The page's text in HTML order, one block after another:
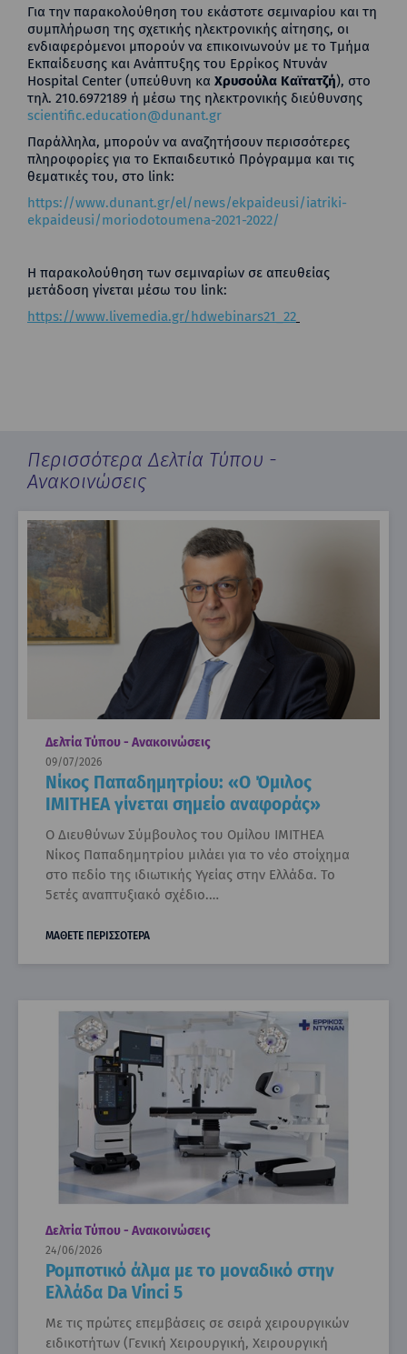
Για την παρακολούθηση του εκάστοτε σεμιναρίου και τη
συμπλήρωση της σχετικής ηλεκτρονικής αίτησης, οι
ενδιαφερόμενοι μπορούν να επικοινωνούν με το Τμήμα
Εκπαίδευσης και Ανάπτυξης του Ερρίκος Ντυνάν
Hospital Center (υπεύθυνη κα Χρυσούλα Καϊτατζή), στο
τηλ. 210.6972189 ή μέσω της ηλεκτρονικής διεύθυνσης
scientific.education@dunant.gr
Παράλληλα, μπορούν να αναζητήσουν περισσότερες
πληροφορίες για το Εκπαιδευτικό Πρόγραμμα και τις
θεματικές του, στο link:
https://www.dunant.gr/el/news/ekpaideusi/iatriki-
ekpaideusi/moriodotoumena-2021-2022/
Η παρακολούθηση των σεμιναρίων σε απευθείας
μετάδοση γίνεται μέσω του link:
https://www.livemedia.gr/hdwebinars21_22
Περισσότερα Δελτία Τύπου -
Ανακοινώσεις
Δελτία Τύπου - Ανακοινώσεις
09/07/2026
Νίκος Παπαδημητρίου: «Ο Όμιλος
IMITHEA γίνεται σημείο αναφοράς»
Ο Διευθύνων Σύμβουλος του Ομίλου IMITHEA
Νίκος Παπαδημητρίου μιλάει για το νέο στοίχημα
στο πεδίο της ιδιωτικής Υγείας στην Ελλάδα. Το
5ετές αναπτυξιακό σχέδιο.…
ΜΑΘΕΤΕ ΠΕΡΙΣΣΟΤΕΡΑ
Δελτία Τύπου - Ανακοινώσεις
24/06/2026
Ρομποτικό άλμα με το μοναδικό στην
Ελλάδα Da Vinci 5
Με τις πρώτες επεμβάσεις σε σειρά χειρουργικών
ειδικοτήτων (Γενική Χειρουργική, Χειρουργική